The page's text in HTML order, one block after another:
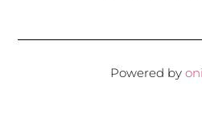
Powered by